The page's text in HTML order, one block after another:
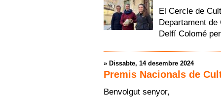
El Cercle de
Departament
Delfí Colomé
» Dissabte, 14 desembre 2024
Premis Nacionals de
Benvolgut senyor,